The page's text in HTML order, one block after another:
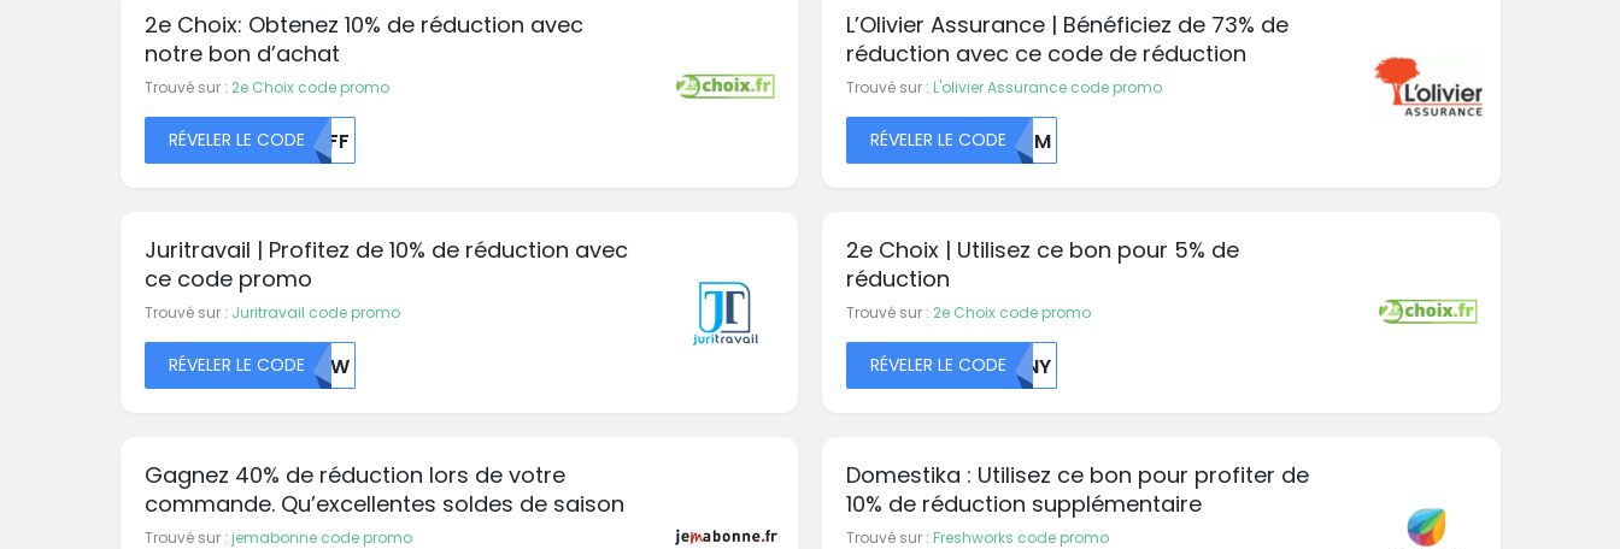
2e Choix: Obtenez 10% de réduction avec
notre bon d’achat
Trouvé sur : 2e Choix code promo
RÉVELER LE CODEMDFF
L’Olivier Assurance | Bénéficiez de 73% de
réduction avec ce code de réduction
Trouvé sur : L'olivier Assurance code promo
RÉVELER LE CODEMZDM
Juritravail | Profitez de 10% de réduction avec
ce code promo
Trouvé sur : Juritravail code promo
RÉVELER LE CODENJIW
2e Choix | Utilisez ce bon pour 5% de
réduction
Trouvé sur : 2e Choix code promo
RÉVELER LE CODETENY
Gagnez 40% de réduction lors de votre
commande. Qu’excellentes soldes de saison
Trouvé sur : jemabonne code promo
Domestika : Utilisez ce bon pour profiter de
10% de réduction supplémentaire
Trouvé sur : Freshworks code promo